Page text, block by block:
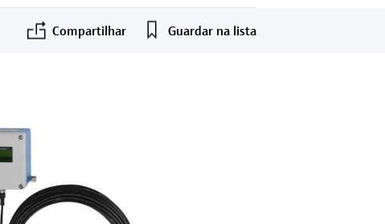
Compartilhar Guardar na lista